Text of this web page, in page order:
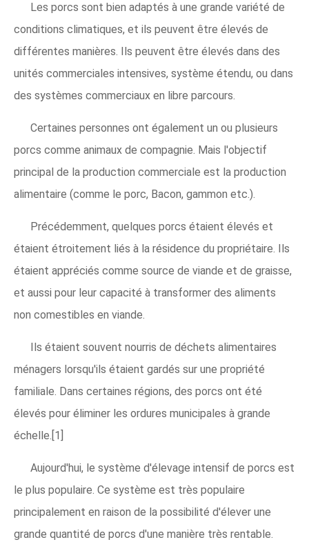
Les porcs sont bien adaptés à une grande variété de
conditions climatiques, et ils peuvent être élevés de
différentes manières. Ils peuvent être élevés dans des
unités commerciales intensives, système étendu, ou dans
des systèmes commerciaux en libre parcours.
Certaines personnes ont également un ou plusieurs
porcs comme animaux de compagnie. Mais l'objectif
principal de la production commerciale est la production
alimentaire (comme le porc, Bacon, gammon etc.).
Précédemment, quelques porcs étaient élevés et
étaient étroitement liés à la résidence du propriétaire. Ils
étaient appréciés comme source de viande et de graisse,
et aussi pour leur capacité à transformer des aliments
non comestibles en viande.
Ils étaient souvent nourris de déchets alimentaires
ménagers lorsqu'ils étaient gardés sur une propriété
familiale. Dans certaines régions, des porcs ont été
élevés pour éliminer les ordures municipales à grande
échelle.[1]
Aujourd'hui, le système d'élevage intensif de porcs est
le plus populaire. Ce système est très populaire
principalement en raison de la possibilité d'élever une
grande quantité de porcs d'une manière très rentable.